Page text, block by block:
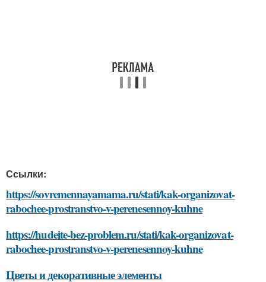
Ссылки:
https://sovremennayamama.ru/stati/kak-organizovat-
rabochee-prostranstvo-v-perenesennoy-kuhne
https://hudeite-bez-problem.ru/stati/kak-organizovat-
rabochee-prostranstvo-v-perenesennoy-kuhne
Цветы и декоративные элементы